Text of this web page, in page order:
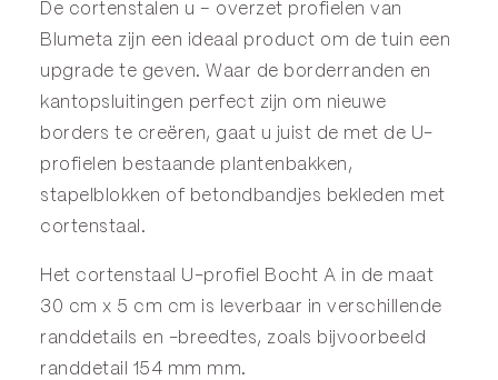
De cortenstalen u – overzet profielen van
Blumeta zijn een ideaal product om de tuin een
upgrade te geven. Waar de borderranden en
kantopsluitingen perfect zijn om nieuwe
borders te creëren, gaat u juist de met de U-
profielen bestaande plantenbakken,
stapelblokken of betondbandjes bekleden met
cortenstaal.
Het cortenstaal U-profiel Bocht A in de maat
30 cm x 5 cm cm is leverbaar in verschillende
randdetails en -breedtes, zoals bijvoorbeeld
randdetail 154 mm mm.